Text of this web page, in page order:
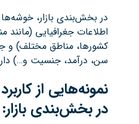
در بخش‌بندی بازار، خوشه‌ها
اطلاعات جغرافیایی (مانند
کشورها، مناطق مختلف) و
سن، درآمد، جنسیت و…)
نمونه‌هایی از
در بخش‌بندی بازار: